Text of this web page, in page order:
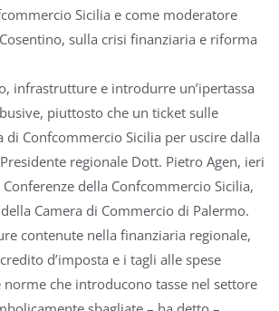
Sicilia e come moderatore
sulla crisi finanziaria e riforma
infrastrutture e introdurre un’ipertassa
piuttosto che un ticket sulle
di Confcommercio Sicilia per uscire dalla
regionale Dott. Pietro Agen, ieri
della Confcommercio Sicilia,
Camera di Commercio di Palermo.
contenute nella finanziaria regionale,
d’imposta e i tagli alle spese
norme che introducono tasse nel settore